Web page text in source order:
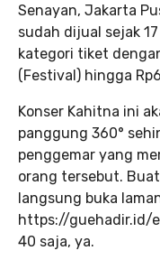
Senayan, Jakarta
sudah dijual sejak
kategori tiket
(Festival) hingga
Konser Kahitna ini
panggung 360°
penggemar yang
orang tersebut.
langsung buka
https://
40 saja, ya.